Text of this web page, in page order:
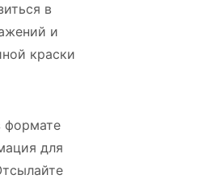
в
и
краски
формате
для